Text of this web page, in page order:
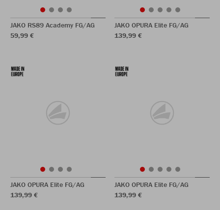
JAKO RS89 Academy FG/AG
59,99 €
JAKO OPURA Elite FG/AG
139,99 €
JAKO OPURA Elite FG/AG
139,99 €
JAKO OPURA Elite FG/AG
139,99 €